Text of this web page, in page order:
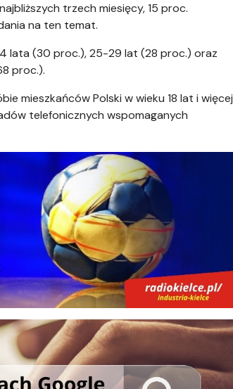
trzech miesięcy, 15 proc.
na ten temat.
lata (30 proc.), 25-29 lat (28 proc.) oraz
proc.).
mieszkańców Polski w wieku 18 lat i więcej
telefonicznych wspomaganych